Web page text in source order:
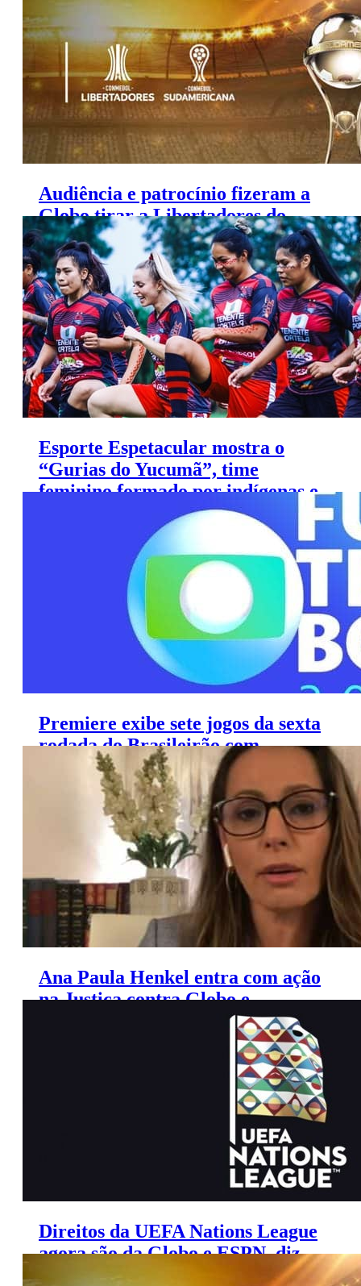
Audiência e patrocínio fizeram a
Globo tirar a Libertadores do
SBT
Esporte Espetacular mostra o
“Gurias do Yucumã”, time
feminino formado por indígenas e
agricultoras do interior gaúcho
Premiere exibe sete jogos da sexta
rodada do Brasileirão com
exclusividade neste fim de semana
Ana Paula Henkel entra com ação
na Justiça contra Globo e
Direitos da UEFA Nations League
agora são da Globo e ESPN, diz
colunista